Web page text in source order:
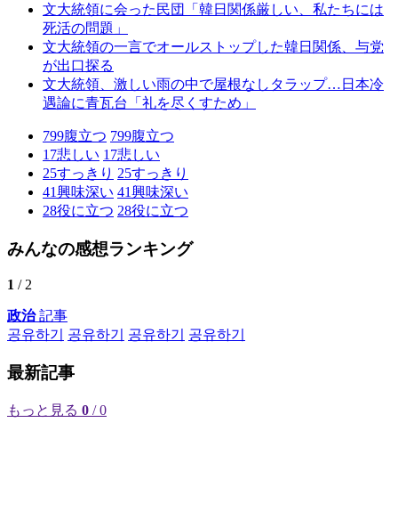
文大統領に会った民団「韓日関係厳しい、私たちには
死活の問題」
文大統領の一言でオールストップした韓日関係、与党
が出口探る
文大統領、激しい雨の中で屋根なしタラップ…日本冷
遇論に青瓦台「礼を尽くすため」
799腹立つ 799腹立つ
17悲しい 17悲しい
25すっきり 25すっきり
41興味深い 41興味深い
28役に立つ 28役に立つ
みんなの感想ランキング
1 / 2
政治記事
공유하기
공유하기 공유하기 공유하기
最新記事
もっと見る 0 / 0